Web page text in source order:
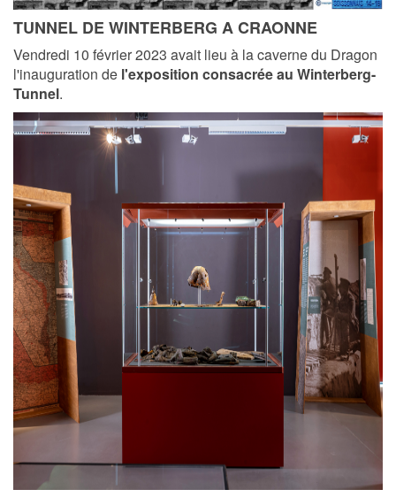
TUNNEL DE WINTERBERG A CRAONNE
Vendredi 10 février 2023 avait lieu à la caverne du Dragon
l'inauguration de l'exposition consacrée au Winterberg-
Tunnel.